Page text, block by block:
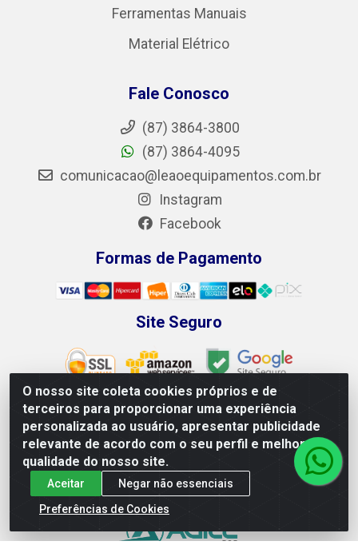
O nosso site coleta cookies próprios e de
terceiros para proporcionar uma experiência
personalizada ao usuário, apresentar publicidade
relevante de acordo com o seu perfil e melhorar a
qualidade do nosso site.
Aceitar
Negar não essenciais
Preferências de Cookies
Ferramentas Manuais
Material Elétrico
Fale Conosco
(87) 3864-3800
(87) 3864-4095
comunicacao@leaoequipamentos.com.br
Instagram
Facebook
Formas de Pagamento
Site Seguro
Leão Equipamentos e Ferramentas LTDA - Rodovia BR 428,
100 - Loteamento Recife, Petrolina/PE - CEP 56.320-746 -
CNPJ 04.265.871/0001-98